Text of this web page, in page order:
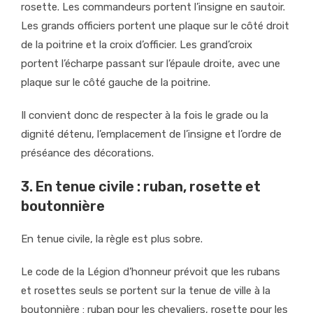
rosette. Les commandeurs portent l’insigne en sautoir.
Les grands officiers portent une plaque sur le côté droit
de la poitrine et la croix d’officier. Les grand’croix
portent l’écharpe passant sur l’épaule droite, avec une
plaque sur le côté gauche de la poitrine.
Il convient donc de respecter à la fois le grade ou la
dignité détenu, l’emplacement de l’insigne et l’ordre de
préséance des décorations.
3. En tenue civile : ruban, rosette et
boutonnière
En tenue civile, la règle est plus sobre.
Le code de la Légion d’honneur prévoit que les rubans
et rosettes seuls se portent sur la tenue de ville à la
boutonnière : ruban pour les chevaliers, rosette pour les